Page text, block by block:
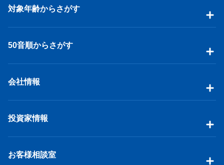
対象年齢からさがす
50音順からさがす
会社情報
投資家情報
お客様相談室